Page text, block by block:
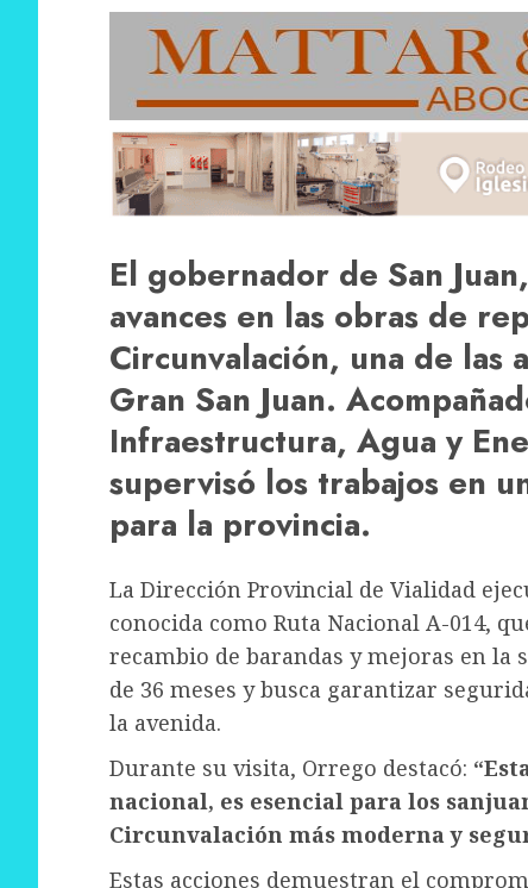
El gobernador de San
avances en las obras de
Circunvalación, una de las
Gran San Juan.
Infraestructura, Agua y
supervisó los trabajos en
para la provincia.
La Dirección Provincial de Vialidad
conocida como Ruta Nacional A-014,
recambio de barandas y mejoras en la
de 36 meses y busca garantizar
la avenida.
Durante su visita, Orrego destacó:
nacional, es esencial para los
Circunvalación más moderna y
Estas acciones demuestran el